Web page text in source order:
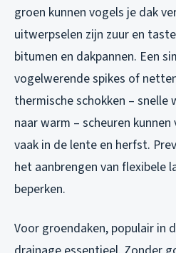
groen kunnen vogels je dak
uitwerpselen zijn zuur en
bitumen en dakpannen. Een
vogelwerende spikes of
thermische schokken – snelle
naar warm – scheuren
vaak in de lente en herfst.
het aanbrengen van flexibele
beperken.
Voor groendaken, populair in